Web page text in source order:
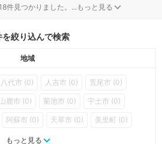
件見つかりました。 ...もっと見る
を絞り込んで検索
地域
八代市 (0) 人吉市 (0) 荒尾市 (0)
山鹿市 (0) 菊池市 (0) 宇土市 (0)
阿蘇市 (0) 天草市 (0) 美里町 (0)
長洲町 (0) 和水町 (0)
もっと見る